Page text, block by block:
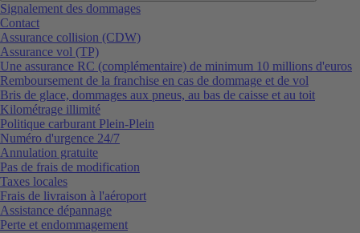
Signalement des dommages
Contact
Assurance collision (CDW)
Assurance vol (TP)
Une assurance RC (complémentaire) de minimum 10 millions d'euros
Remboursement de la franchise en cas de dommage et de vol
Bris de glace, dommages aux pneus, au bas de caisse et au toit
Kilométrage illimité
Politique carburant Plein-Plein
Numéro d'urgence 24/7
Annulation gratuite
Pas de frais de modification
Taxes locales
Frais de livraison à l'aéroport
Assistance dépannage
Perte et endommagement